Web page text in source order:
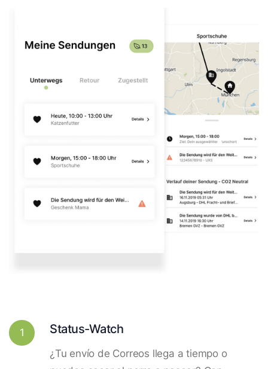
1 Status-Watch
¿Tu envío de Correos llega a tiempo o